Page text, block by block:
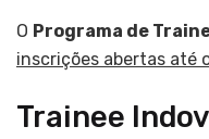
O Programa de
inscrições abertas até
Trainee